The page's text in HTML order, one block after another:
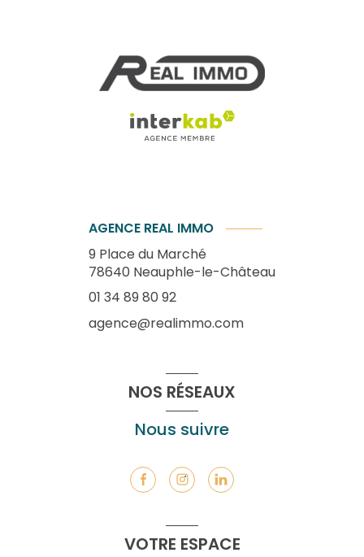
AGENCE REAL IMMO
9 Place du Marché
78640 Neauphle-le-Château
01 34 89 80 92
agence@realimmo.com
NOS RÉSEAUX
Nous suivre
VOTRE ESPACE